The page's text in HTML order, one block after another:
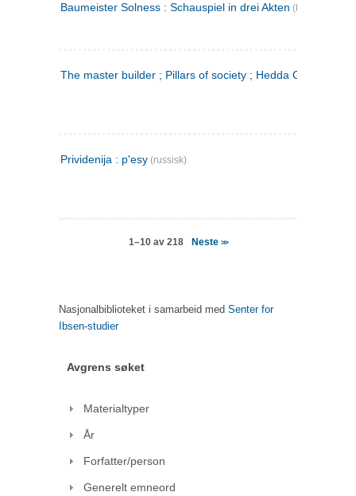
Baumeister Solness : Schauspiel in drei Akten (tysk)
The master builder ; Pillars of society ; Hedda Gabler
Prividenija : p'esy (russisk)
1–10 av 218 Neste >>
Nasjonalbiblioteket i samarbeid med Senter for
Ibsen-studier
Avgrens søket
Materialtyper
År
Forfatter/person
Generelt emneord